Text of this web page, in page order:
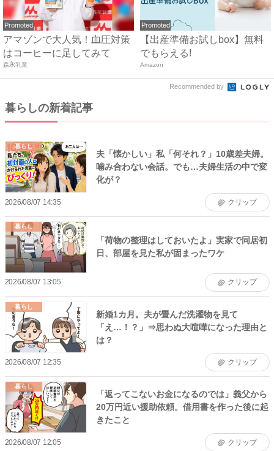
Promoted
アマゾンで大人気！血圧対策
はコーヒーに足してみて
森永乳業
Promoted
【出産準備お試しbox】無料
でもらえる!
Amazon
Recommended by
暮らしの新着記事
暮らし
夫「懐かしい」私「何それ？」10歳差夫婦。
噛み合わない会話。でも…夫婦生活の中で変
化が？
2026/08/07 14:35 クリップ
暮らし
「荷物の整理はしておいたよ」実家で同居初
日、部屋を見た私が固まったワケ
2026/08/07 13:05 クリップ
暮らし
新婚1カ月。夫が畳んだ洗濯物を見て
「え…！？」⇒思わぬ大喧嘩になった理由と
は？
2026/08/07 12:35 クリップ
暮らし
「返ってこないお金になるのでは」義父から
20万円近い援助依頼。借用書を作った後に起
きたこと
2026/08/07 12:05 クリップ